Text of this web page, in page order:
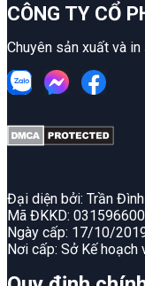
CÔNG TY CỔ
Chuyên sản xuất và
Đại diện bởi: Trần
Mã ĐKKD:
Ngày cấp: 17/10/
Nơi cấp: Sở Kế hoạch